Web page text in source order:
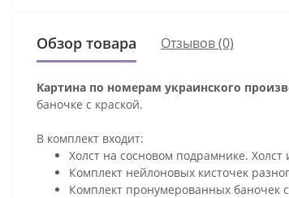
Обзор товара Отзывов (0)
Картина по номерам украинского
баночке с краской.
В комплект входит:
Холст на сосновом подрамнике. Холст
Комплект нейлоновых кисточек
Комплект пронумерованных баночек